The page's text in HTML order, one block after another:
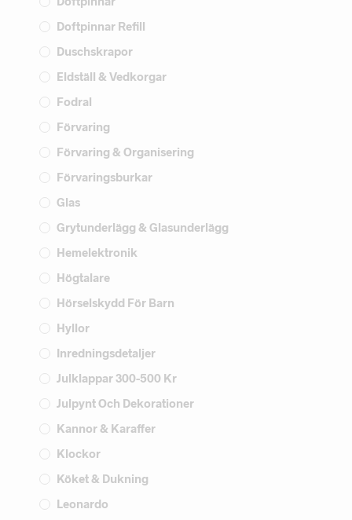
Doftpinnar Refill
Duschskrapor
Eldställ & Vedkorgar
Fodral
Förvaring
Förvaring & Organisering
Förvaringsburkar
Glas
Grytunderlägg & Glasunderlägg
Hemelektronik
Högtalare
Hörselskydd För Barn
Hyllor
Inredningsdetaljer
Julklappar 300-500 Kr
Julpynt Och Dekorationer
Kannor & Karaffer
Klockor
Köket & Dukning
Leonardo